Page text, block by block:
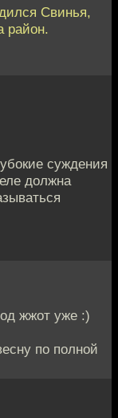
Свинья,
район.
суждения
должна
жжот уже :)
по полной